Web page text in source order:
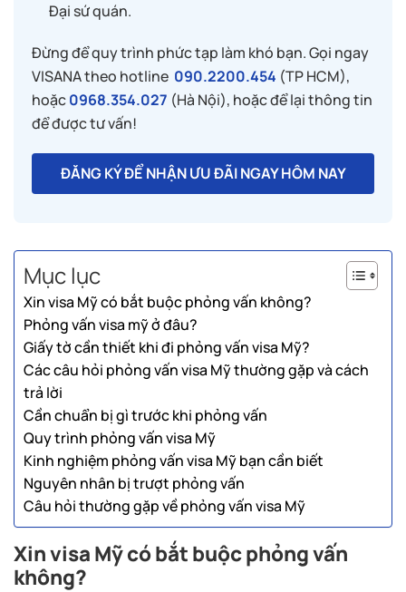
Đại sứ quán.
Đừng để quy trình phức tạp làm khó bạn. Gọi ngay
VISANA theo hotline 090.2200.454 (TP HCM),
hoặc0968.354.027 (Hà Nội), hoặc để lại thông tin
để được tư vấn!
ĐĂNG KÝ ĐỂ NHẬN ƯU ĐÃI NGAY HÔM NAY
Mục lục
Xin visa Mỹ có bắt buộc phỏng vấn không?
Phỏng vấn visa mỹ ở đâu?
Giấy tờ cần thiết khi đi phỏng vấn visa Mỹ?
Các câu hỏi phỏng vấn visa Mỹ thường gặp và cách
trả lời
Cần chuẩn bị gì trước khi phỏng vấn
Quy trình phỏng vấn visa Mỹ
Kinh nghiệm phỏng vấn visa Mỹ bạn cần biết
Nguyên nhân bị trượt phỏng vấn
Câu hỏi thường gặp về phỏng vấn visa Mỹ
Xin visa Mỹ có bắt buộc phỏng vấn
không?